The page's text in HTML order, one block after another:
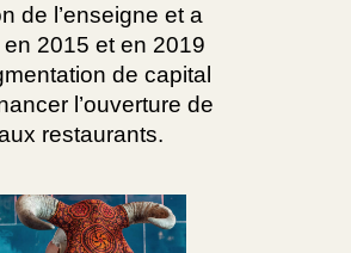
de l’enseigne et a
en 2015 et en 2019
de capital
l’ouverture de
restaurants.